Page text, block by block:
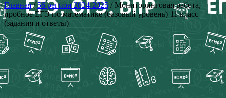
Главная/56 регион 2024-2025/ Мониторинговая работа,
пробное ЕГЭ по математике (базовый уровень) 11 класс
(задания и ответы)